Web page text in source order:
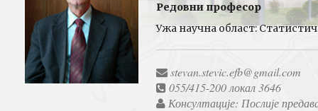
Редовни професор
Ужа научна област:
stevan.stevic.efb@gmail.com
055/415-200 локал 3646
Консултације: Послије